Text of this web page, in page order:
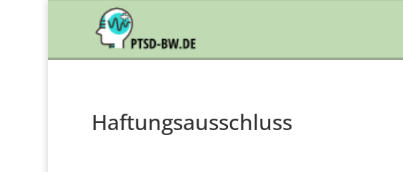
Haftungsausschluss